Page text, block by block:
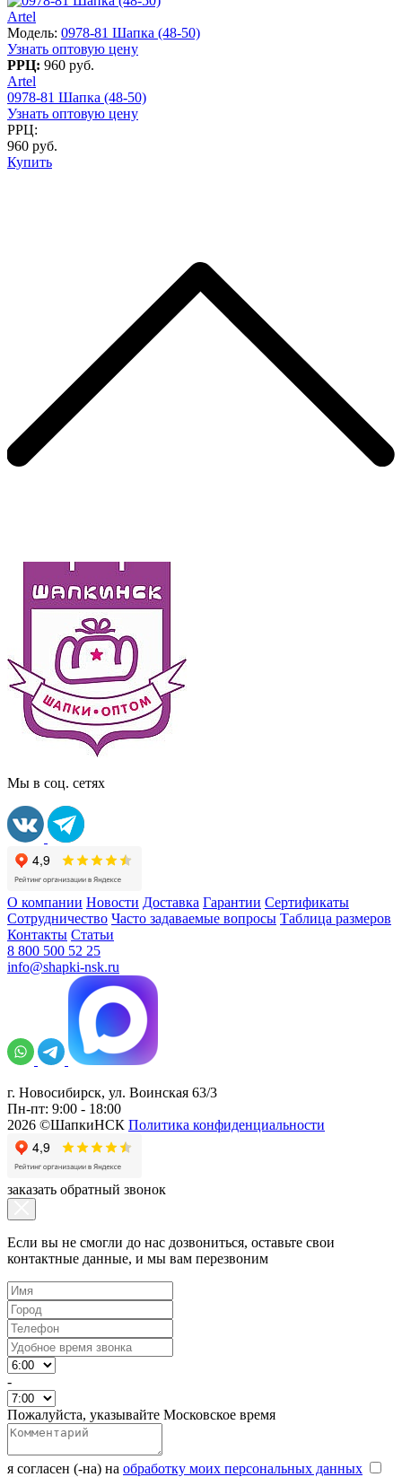
Artel
Модель: 0978-81 Шапка (48-50)
Узнать оптовую цену
РРЦ: 960 руб.
Artel
0978-81 Шапка (48-50)
Узнать оптовую цену
РРЦ:
960 руб.
Купить
Мы в соц. сетях
О компании Новости Доставка Гарантии Сертификаты
Сотрудничество Часто задаваемые вопросы Таблица размеров
Контакты Статьи
8 800 500 52 25
info@shapki-nsk.ru
г. Новосибирск, ул. Воинская 63/3
Пн-пт: 9:00 - 18:00
2026 ©ШапкиНСК Политика конфиденциальности
заказать обратный звонок
Если вы не смогли до нас дозвониться, оставьте свои
контактные данные, и мы вам перезвоним
-
Пожалуйста, указывайте Московское время
я согласен (-на) на обработку моих персональных данных